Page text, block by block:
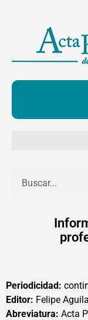
contenido
Periodicidad:
Editor: Felipe
Abreviatura: Acta